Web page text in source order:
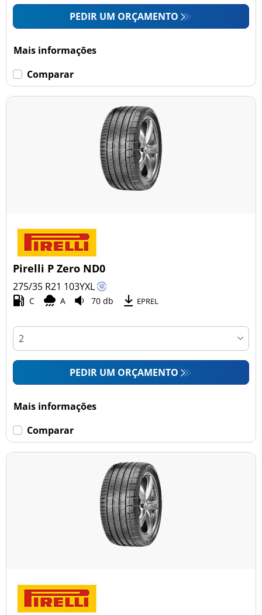
PEDIR UM ORÇAMENTO
Mais informações
Comparar
Pirelli P Zero ND0
275/35 R21 103YXL
C A 70 db EPREL
PEDIR UM ORÇAMENTO
Mais informações
Comparar